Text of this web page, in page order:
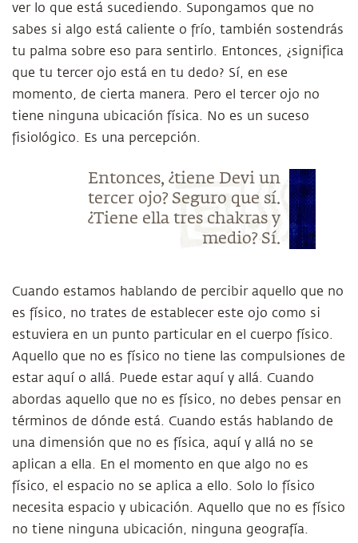
ver lo que está sucediendo. Supongamos que no
sabes si algo está caliente o frío, también sostendrás
tu palma sobre eso para sentirlo. Entonces, ¿significa
que tu tercer ojo está en tu dedo? Sí, en ese
momento, de cierta manera. Pero el tercer ojo no
tiene ninguna ubicación física. No es un suceso
fisiológico. Es una percepción.
Entonces, ¿tiene Devi un
tercer ojo? Seguro que sí.
¿Tiene ella tres chakras y
medio? Sí.
Cuando estamos hablando de percibir aquello que no
es físico, no trates de establecer este ojo como si
estuviera en un punto particular en el cuerpo físico.
Aquello que no es físico no tiene las compulsiones de
estar aquí o allá. Puede estar aquí y allá. Cuando
abordas aquello que no es físico, no debes pensar en
términos de dónde está. Cuando estás hablando de
una dimensión que no es física, aquí y allá no se
aplican a ella. En el momento en que algo no es
físico, el espacio no se aplica a ello. Solo lo físico
necesita espacio y ubicación. Aquello que no es físico
no tiene ninguna ubicación, ninguna geografía.